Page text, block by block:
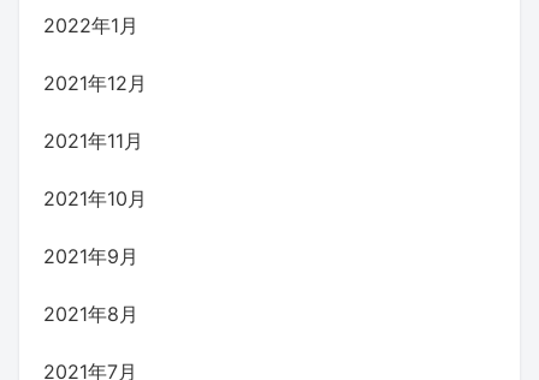
2022年1月
2021年12月
2021年11月
2021年10月
2021年9月
2021年8月
2021年7月